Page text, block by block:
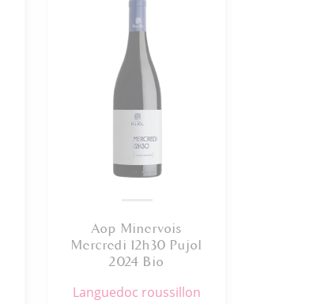
Aop Minervois
Mercredi 12h30 Pujol
2024 Bio
languedoc roussillon